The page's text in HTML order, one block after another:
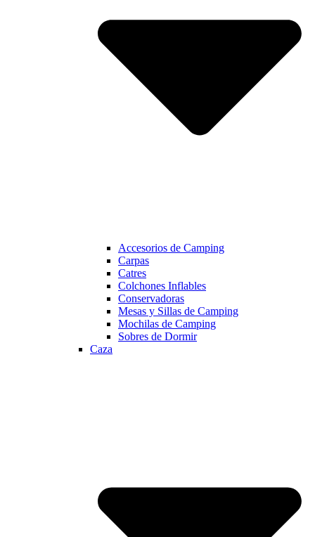
Accesorios de Camping
Carpas
Catres
Colchones Inflables
Conservadoras
Mesas y Sillas de Camping
Mochilas de Camping
Sobres de Dormir
Caza